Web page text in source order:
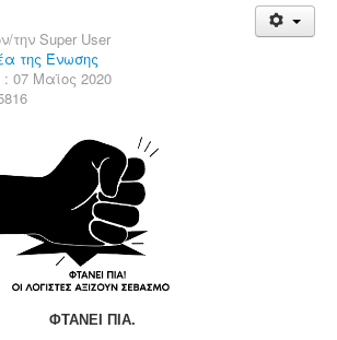
την Super User
της Ένωσης
07 Μαϊος 2020
ΦΤΑΝΕΙ ΠΙΑ.